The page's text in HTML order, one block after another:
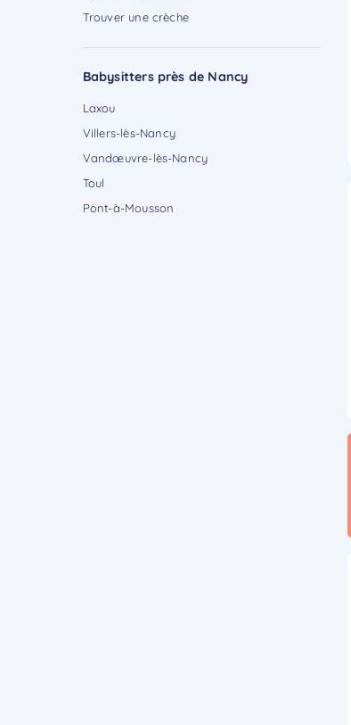
Trouver une crèche
Babysitters près de Nancy
Laxou
Villers-lès-Nancy
Vandœuvre-lès-Nancy
Toul
Pont-à-Mousson